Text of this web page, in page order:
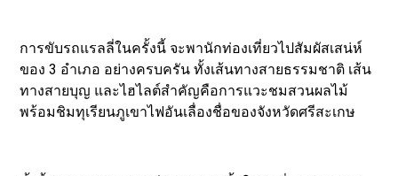
การขับรถแรลลี่ในครั้งนี้ จะพานักท่องเที่ยวไปสัมผัสเสน่ห์
ของ 3 อำเภอ อย่างครบครัน ทั้งเส้นทางสายธรรมชาติ เส้น
ทางสายบุญ และไฮไลต์สำคัญคือการแวะชมสวนผลไม้
พร้อมชิมทุเรียนภูเขาไฟอันเลื่องชื่อของจังหวัดศรีสะเกษ